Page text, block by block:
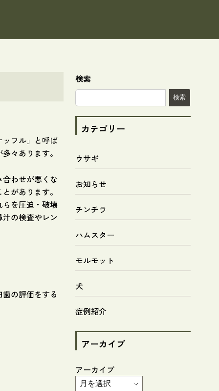
フル」と呼ば
々あります。
わせが悪くな
があります。
を圧迫・破壊
の検査やレン
の評価をする
検索
検索
カテゴリー
ウサギ
お知らせ
チンチラ
ハムスター
モルモット
犬
症例紹介
アーカイブ
アーカイブ